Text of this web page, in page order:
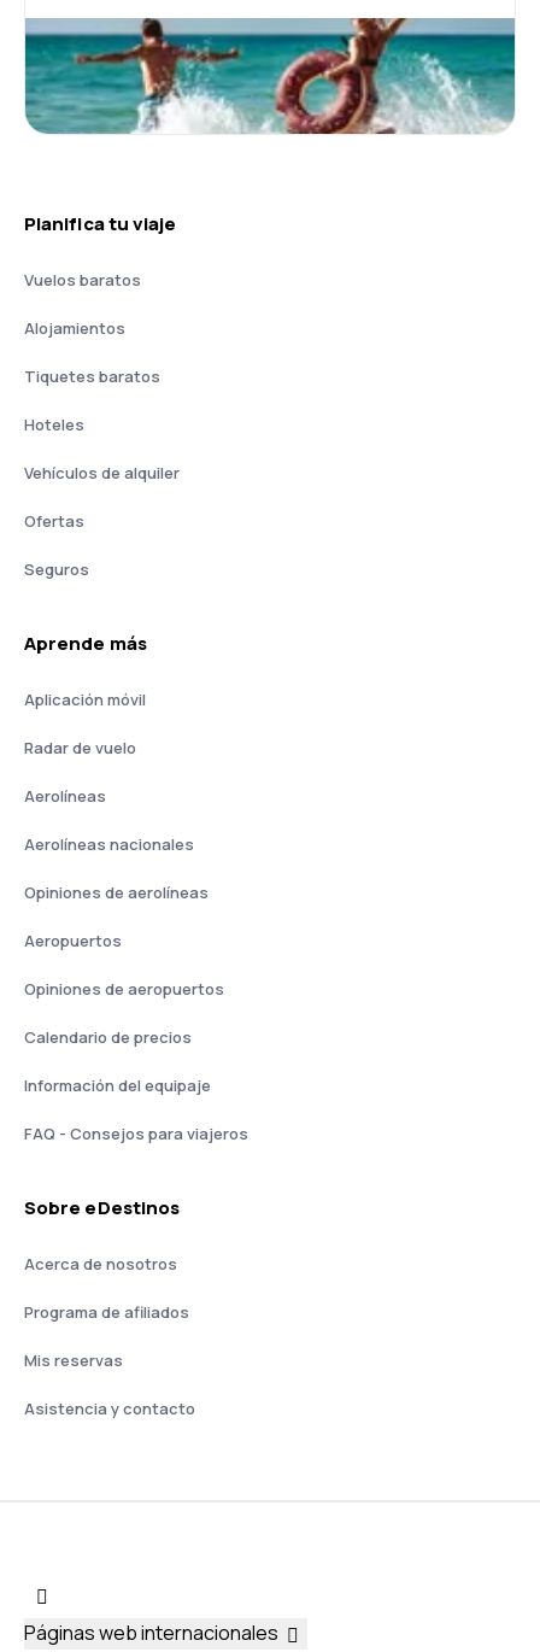
Planifica tu viaje
Vuelos baratos
Alojamientos
Tiquetes baratos
Hoteles
Vehículos de alquiler
Ofertas
Seguros
Aprende más
Aplicación móvil
Radar de vuelo
Aerolíneas
Aerolíneas nacionales
Opiniones de aerolíneas
Aeropuertos
Opiniones de aeropuertos
Calendario de precios
Información del equipaje
FAQ - Consejos para viajeros
Sobre eDestinos
Acerca de nosotros
Programa de afiliados
Mis reservas
Asistencia y contacto
Páginas web internacionales